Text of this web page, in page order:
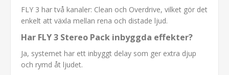
FLY 3 har två kanaler: Clean och Overdrive, vilket gör det
enkelt att växla mellan rena och distade ljud.
Har FLY 3 Stereo Pack inbyggda effekter?
Ja, systemet har ett inbyggt delay som ger extra djup
och rymd åt ljudet.